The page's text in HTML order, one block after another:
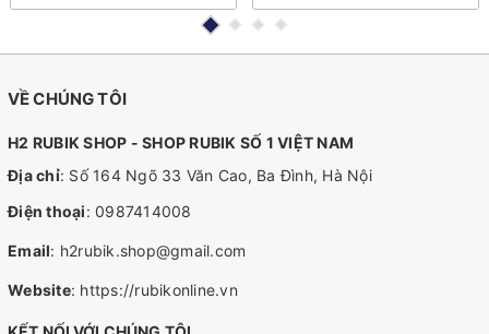
VỀ CHÚNG TÔI
H2 RUBIK SHOP - SHOP RUBIK SỐ 1 VIỆT NAM
Địa chỉ: Số 164 Ngõ 33 Văn Cao, Ba Đình, Hà Nội
Điện thoại: 0987414008
Email: h2rubik.shop@gmail.com
Website: https://rubikonline.vn